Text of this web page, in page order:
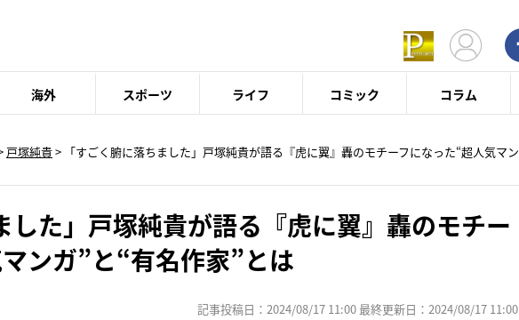
海外 スポーツ ライフ コミック コラム
戸塚純貴> 「すごく腑に落ちました」戸塚純貴が語る『虎に翼』轟のモチーフになった“超人気マン
した」戸塚純貴が語る『虎に翼』轟のモチー
ンガ”と“有名作家”とは
記事投稿日：2024/08/17 11:00 最終更新日：2024/08/17 11:00